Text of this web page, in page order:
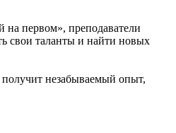
первом», преподаватели
свои таланты и найти новых
незабываемый опыт,